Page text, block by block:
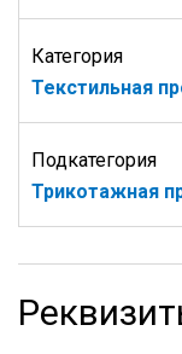
Категория
Текстильная
Подкатегория
Трикотажная